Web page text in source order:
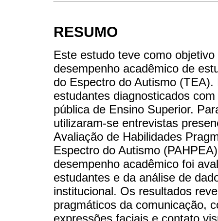
RESUMO
Este estudo teve como
desempenho acadêmico de
do Espectro do Autismo
estudantes diagnosticados
pública de Ensino Superior.
utilizaram-se entrevistas
Avaliação de Habilidades
Espectro do Autismo
desempenho acadêmico foi
estudantes e da análise de
institucional. Os resultados
pragmáticos da comunicação,
expressões faciais e contato